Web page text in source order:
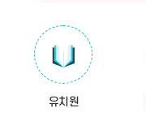
유치원